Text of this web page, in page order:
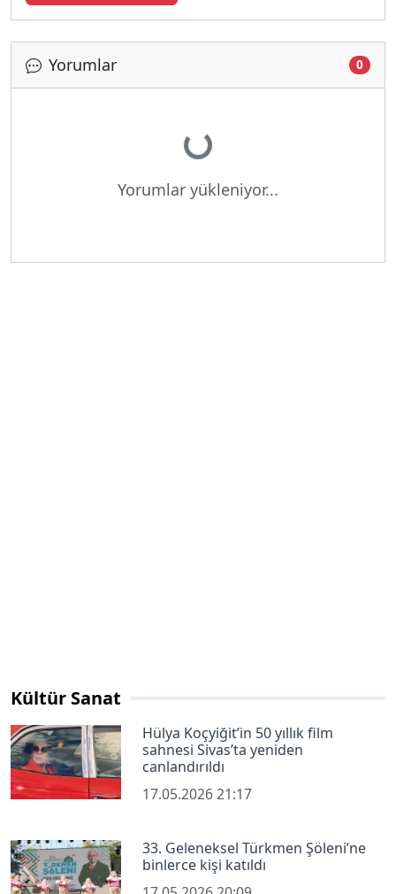
Yorumlar 0
Yükleniyor...
Yorumlar yükleniyor...
Kültür Sanat
Hülya Koçyiğit’in 50 yıllık film
sahnesi Sivas’ta yeniden
canlandırıldı
17.05.2026 21:17
33. Geleneksel Türkmen Şöleni’ne
binlerce kişi katıldı